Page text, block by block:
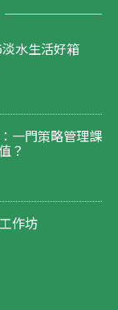
水生活好箱
一門策略管理課
？
作坊